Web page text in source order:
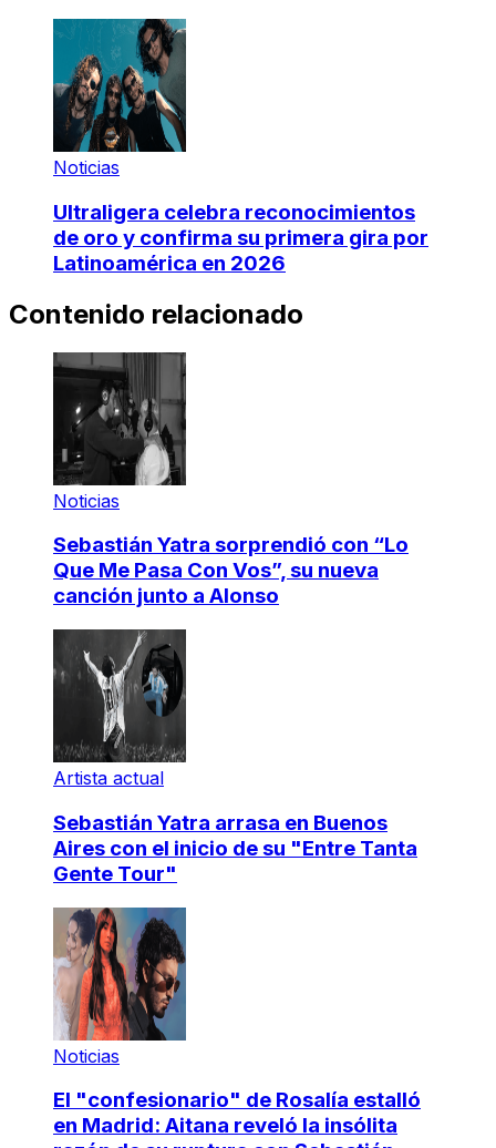
Noticias
Ultraligera celebra reconocimientos
de oro y confirma su primera gira por
Latinoamérica en 2026
Contenido relacionado
Noticias
Sebastián Yatra sorprendió con “Lo
Que Me Pasa Con Vos”, su nueva
canción junto a Alonso
Artista actual
Sebastián Yatra arrasa en Buenos
Aires con el inicio de su "Entre Tanta
Gente Tour"
Noticias
El "confesionario" de Rosalía estalló
en Madrid: Aitana reveló la insólita